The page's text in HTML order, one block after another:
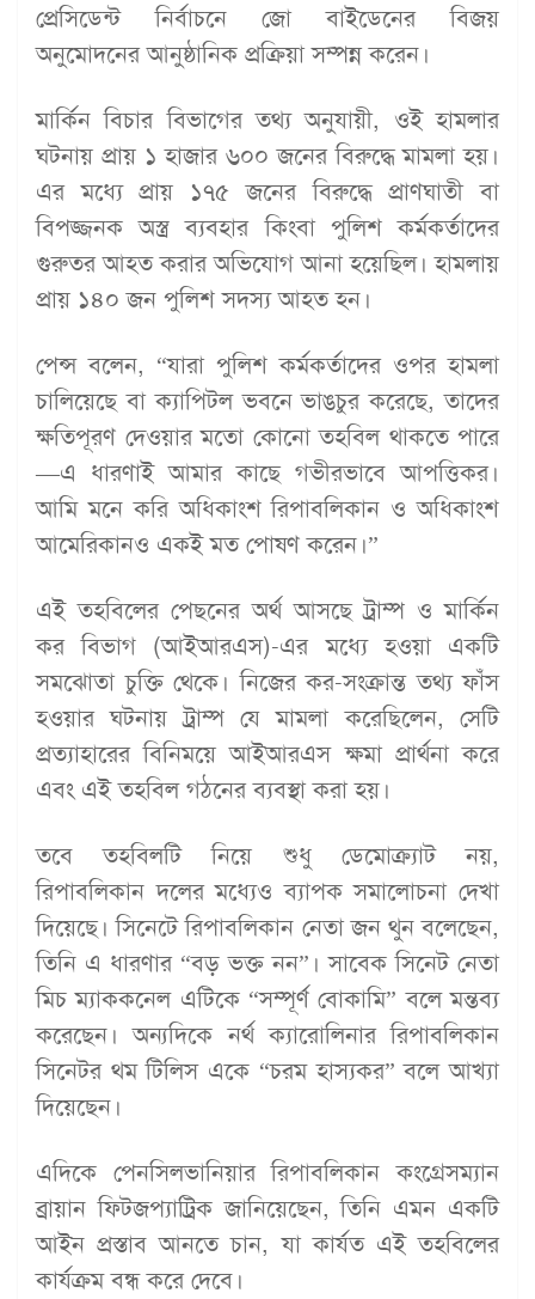
প্রেসিডেন্ট নির্বাচনে জো বাইডেনের বিজয়
অনুমোদনের আনুষ্ঠানিক প্রক্রিয়া সম্পন্ন করেন।
মার্কিন বিচার বিভাগের তথ্য অনুযায়ী, ওই হামলার
ঘটনায় প্রায় ১ হাজার ৬০০ জনের বিরুদ্ধে মামলা হয়।
এর মধ্যে প্রায় ১৭৫ জনের বিরুদ্ধে প্রাণঘাতী বা
বিপজ্জনক অস্ত্র ব্যবহার কিংবা পুলিশ কর্মকর্তাদের
গুরুতর আহত করার অভিযোগ আনা হয়েছিল। হামলায়
প্রায় ১৪০ জন পুলিশ সদস্য আহত হন।
পেন্স বলেন, “যারা পুলিশ কর্মকর্তাদের ওপর হামলা
চালিয়েছে বা ক্যাপিটল ভবনে ভাঙচুর করেছে, তাদের
ক্ষতিপূরণ দেওয়ার মতো কোনো তহবিল থাকতে পারে
—এ ধারণাই আমার কাছে গভীরভাবে আপত্তিকর।
আমি মনে করি অধিকাংশ রিপাবলিকান ও অধিকাংশ
আমেরিকানও একই মত পোষণ করেন।”
এই তহবিলের পেছনের অর্থ আসছে ট্রাম্প ও মার্কিন
কর বিভাগ (আইআরএস)-এর মধ্যে হওয়া একটি
সমঝোতা চুক্তি থেকে। নিজের কর-সংক্রান্ত তথ্য ফাঁস
হওয়ার ঘটনায় ট্রাম্প যে মামলা করেছিলেন, সেটি
প্রত্যাহারের বিনিময়ে আইআরএস ক্ষমা প্রার্থনা করে
এবং এই তহবিল গঠনের ব্যবস্থা করা হয়।
তবে তহবিলটি নিয়ে শুধু ডেমোক্র্যাট নয়,
রিপাবলিকান দলের মধ্যেও ব্যাপক সমালোচনা দেখা
দিয়েছে। সিনেটে রিপাবলিকান নেতা জন থুন বলেছেন,
তিনি এ ধারণার “বড় ভক্ত নন”। সাবেক সিনেট নেতা
মিচ ম্যাককনেল এটিকে “সম্পূর্ণ বোকামি” বলে মন্তব্য
করেছেন। অন্যদিকে নর্থ ক্যারোলিনার রিপাবলিকান
সিনেটর থম টিলিস একে “চরম হাস্যকর” বলে আখ্যা
দিয়েছেন।
এদিকে পেনসিলভানিয়ার রিপাবলিকান কংগ্রেসম্যান
ব্রায়ান ফিটজপ্যাট্রিক জানিয়েছেন, তিনি এমন একটি
আইন প্রস্তাব আনতে চান, যা কার্যত এই তহবিলের
কার্যক্রম বন্ধ করে দেবে।